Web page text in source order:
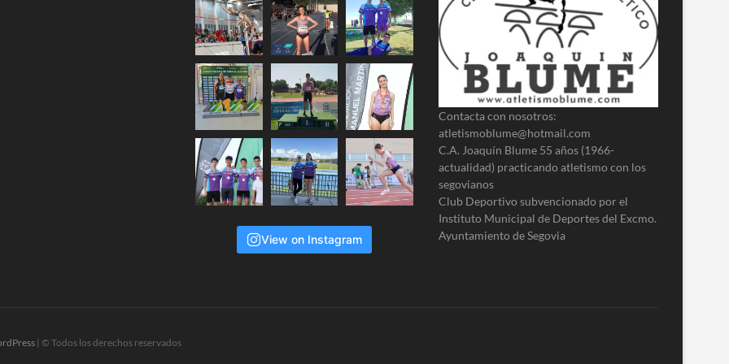
View on Instagram
Contacta con nosotros:
atletismoblume@hotmail.com
C.A. Joaquín Blume 55 años (1966-
actualidad) practicando atletismo con los
segovianos
Club Deportivo subvencionado por el
Instituto Municipal de Deportes del Excmo.
Ayuntamiento de Segovia
| © Todos los derechos reservados